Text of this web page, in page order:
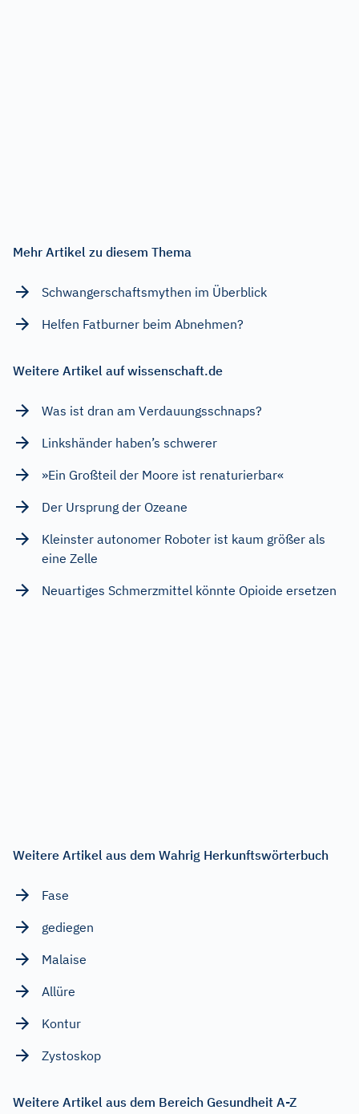
Mehr Artikel zu diesem Thema
Schwangerschaftsmythen im Überblick
Helfen Fatburner beim Abnehmen?
Weitere Artikel auf wissenschaft.de
Was ist dran am Verdauungsschnaps?
Linkshänder haben’s schwerer
»Ein Großteil der Moore ist renaturierbar«
Der Ursprung der Ozeane
Kleinster autonomer Roboter ist kaum größer als
eine Zelle
Neuartiges Schmerzmittel könnte Opioide ersetzen
Weitere Artikel aus dem Wahrig Herkunftswörterbuch
Fase
gediegen
Malaise
Allüre
Kontur
Zystoskop
Weitere Artikel aus dem Bereich Gesundheit A-Z